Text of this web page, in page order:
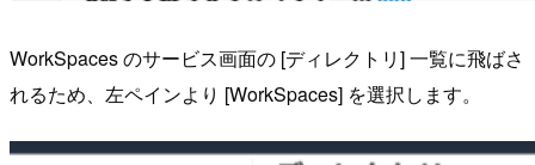
WorkSpaces のサービス画面の [ディレクトリ] 一覧に飛ばさ
れるため、左ペインより [WorkSpaces] を選択します。